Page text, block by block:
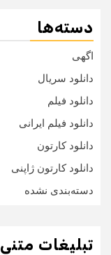
دسته‌ها
اگهی
دانلود سریال
دانلود فیلم
دانلود فیلم ایرانی
دانلود کارتون
دانلود کارتون ژاپنی
دسته‌بندی نشده
تبلیغات متنی